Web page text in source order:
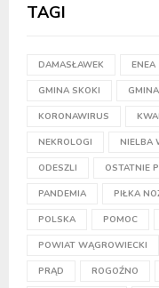
TAGI
DAMASŁAWEK ENEA
GMINA SKOKI
KORONAWIRUS
NEKROLOGI NIELBA
ODESZLI OSTATNIE
PANDEMIA PIŁKA
POLSKA POMOC
POWIAT WĄGROWIECKI
PRĄD ROGOŹNO